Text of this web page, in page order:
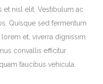
et nisl elit. Vestibulum ac
Quisque sed fermentum
et, viverra dignissim
convallis efficitur
faucibus vehicula.